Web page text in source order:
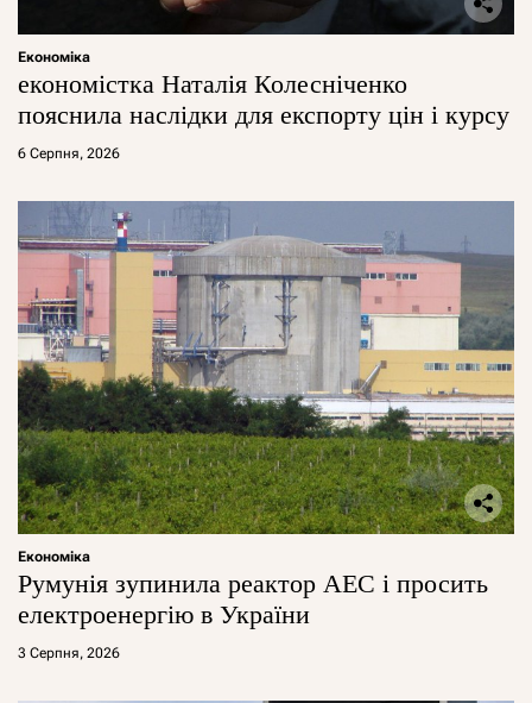
Економіка
економістка Наталія Колесніченко
пояснила наслідки для експорту цін і курсу
6 Серпня, 2026
Економіка
Румунія зупинила реактор АЕС і просить
електроенергію в України
3 Серпня, 2026